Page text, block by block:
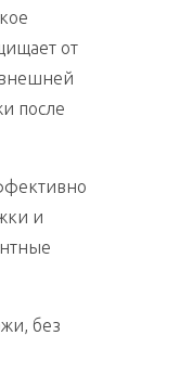
от
внешней
после
и
без